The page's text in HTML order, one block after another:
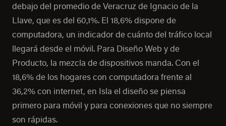
debajo del promedio de Veracruz de Ignacio de la
Llave, que es del 60,1%. El 18,6% dispone de
computadora, un indicador de cuánto del tráfico local
llegará desde el móvil. Para Diseño Web y de
Producto, la mezcla de dispositivos manda. Con el
18,6% de los hogares con computadora frente al
36,2% con internet, en Isla el diseño se piensa
primero para móvil y para conexiones que no siempre
son rápidas.